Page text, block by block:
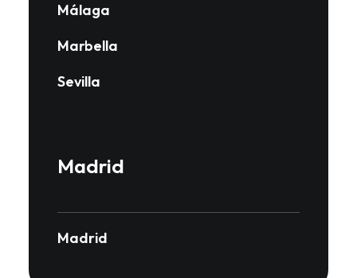
Málaga
Marbella
Sevilla
Madrid
Madrid